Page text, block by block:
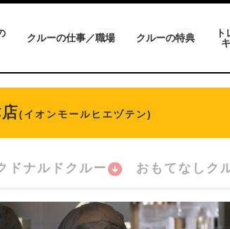
クルーの仕事／職場 クルーの特典
(イオンモールヒエヅテン)
ドナルドクルー おもてなしク